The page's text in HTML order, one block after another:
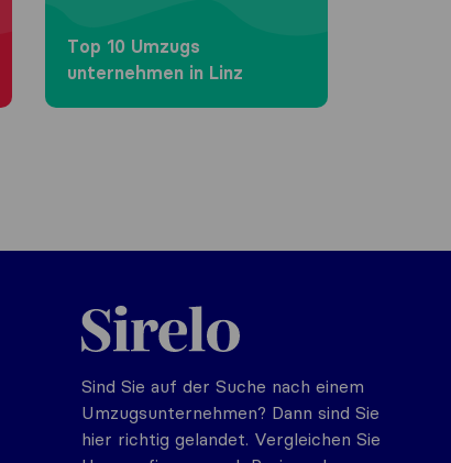
Top 10 Umzugs​
unternehmen in Linz
Sirelo.at
Sind Sie auf der Suche nach einem
Umzugsunternehmen? Dann sind Sie
hier richtig gelandet. Vergleichen Sie